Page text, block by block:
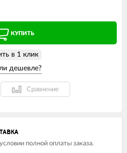
КУПИТЬ
в 1 клик
Сравнение
полной оплаты заказа.